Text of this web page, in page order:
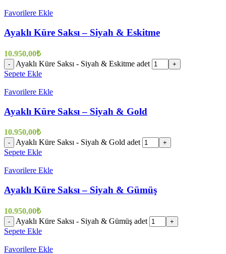
Favorilere Ekle
Ayaklı Küre Saksı – Siyah & Eskitme
10.950,00₺
- Ayaklı Küre Saksı - Siyah & Eskitme adet +
Sepete Ekle
Favorilere Ekle
Ayaklı Küre Saksı – Siyah & Gold
10.950,00₺
- Ayaklı Küre Saksı - Siyah & Gold adet +
Sepete Ekle
Favorilere Ekle
Ayaklı Küre Saksı – Siyah & Gümüş
10.950,00₺
- Ayaklı Küre Saksı - Siyah & Gümüş adet +
Sepete Ekle
Favorilere Ekle